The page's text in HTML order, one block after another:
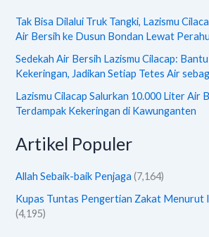
Tak Bisa Dilalui Truk Tangki, Lazismu
Air Bersih ke Dusun Bondan Lewat Perahu
Sedekah Air Bersih Lazismu Cilacap:
Kekeringan, Jadikan Setiap Tetes Air
Lazismu Cilacap Salurkan 10.000 Liter Air
Terdampak Kekeringan di Kawunganten
Artikel Populer
Allah Sebaik-baik Penjaga (7,164)
Kupas Tuntas Pengertian Zakat Menurut
(4,195)